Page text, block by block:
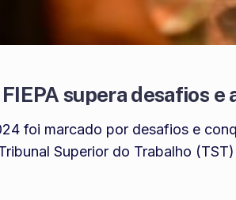
supera desafios
foi marcado por desafios e
Superior do Trabalho